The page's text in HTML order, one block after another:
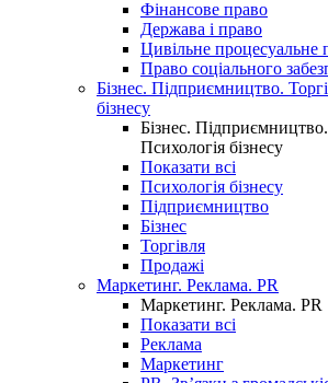
Фінансове право
Держава і право
Цивільне процесуальне
Право соціального
Бізнес. Підприємництво.
бізнесу
Бізнес.
Психологія бізнесу
Показати всі
Психологія бізнесу
Підприємництво
Бізнес
Торгівля
Продажі
Маркетинг. Реклама. PR
Маркетинг. Реклама. PR
Показати всі
Реклама
Маркетинг